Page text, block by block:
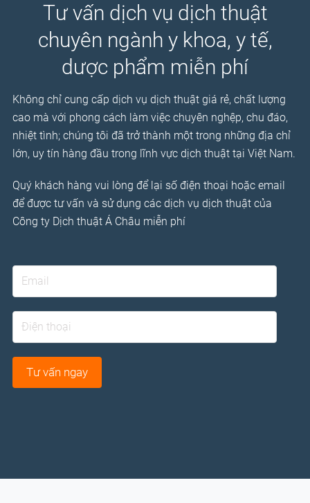
Tư vấn dịch vụ dịch thuật
chuyên ngành y khoa, y tế,
dược phẩm miễn phí
Không chỉ cung cấp dịch vụ dịch thuật giá rẻ, chất lượng
cao mà với phong cách làm việc chuyên nghệp, chu đáo,
nhiệt tình; chúng tôi đã trở thành một trong những địa chỉ
lớn, uy tín hàng đầu trong lĩnh vực dịch thuật tại Việt Nam.
Quý khách hàng vui lòng để lại số điện thoại hoặc email
để được tư vấn và sử dụng các dịch vụ dịch thuật của
Công ty Dịch thuật Á Châu miễn phí